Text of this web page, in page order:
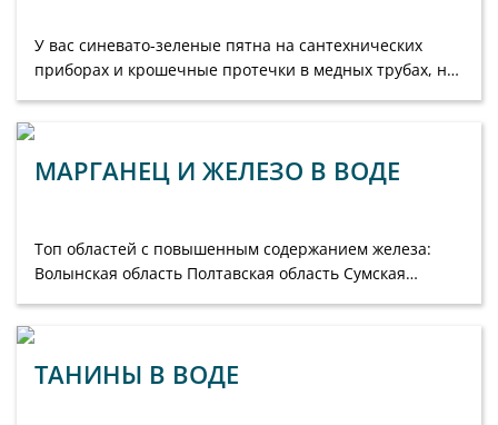
У вас синевато-зеленые пятна на сантехнических
приборах и крошечные протечки в медных трубах, но
МАРГАНЕЦ И ЖЕЛЕЗО В ВОДЕ
Топ областей с повышенным содержанием железа:
Волынская область Полтавская область Сумская
ТАНИНЫ В ВОДЕ